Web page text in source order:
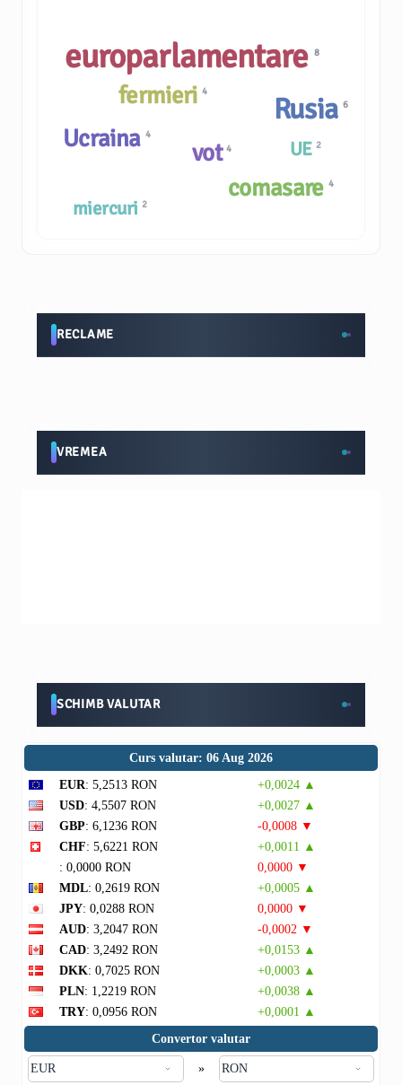
miercuri 2
fermieri 4
vot4
Rusia6
europarlamentare8
Ucraina 4
UE 2
comasare 4
RECLAME
VREMEA
SCHIMB VALUTAR
Curs valutar: 06 Aug 2026
EUR: 5,2513 RON
+0,0024 ▲
USD: 4,5507 RON
+0,0027 ▲
GBP: 6,1236 RON
-0,0008 ▼
CHF: 5,6221 RON
+0,0011 ▲
: 0,0000 RON
0,0000 ▼
MDL: 0,2619 RON
+0,0005 ▲
JPY: 0,0288 RON
0,0000 ▼
AUD: 3,2047 RON
-0,0002 ▼
CAD: 3,2492 RON
+0,0153 ▲
DKK: 0,7025 RON
+0,0003 ▲
PLN: 1,2219 RON
+0,0038 ▲
TRY: 0,0956 RON
+0,0001 ▲
Convertor valutar
»